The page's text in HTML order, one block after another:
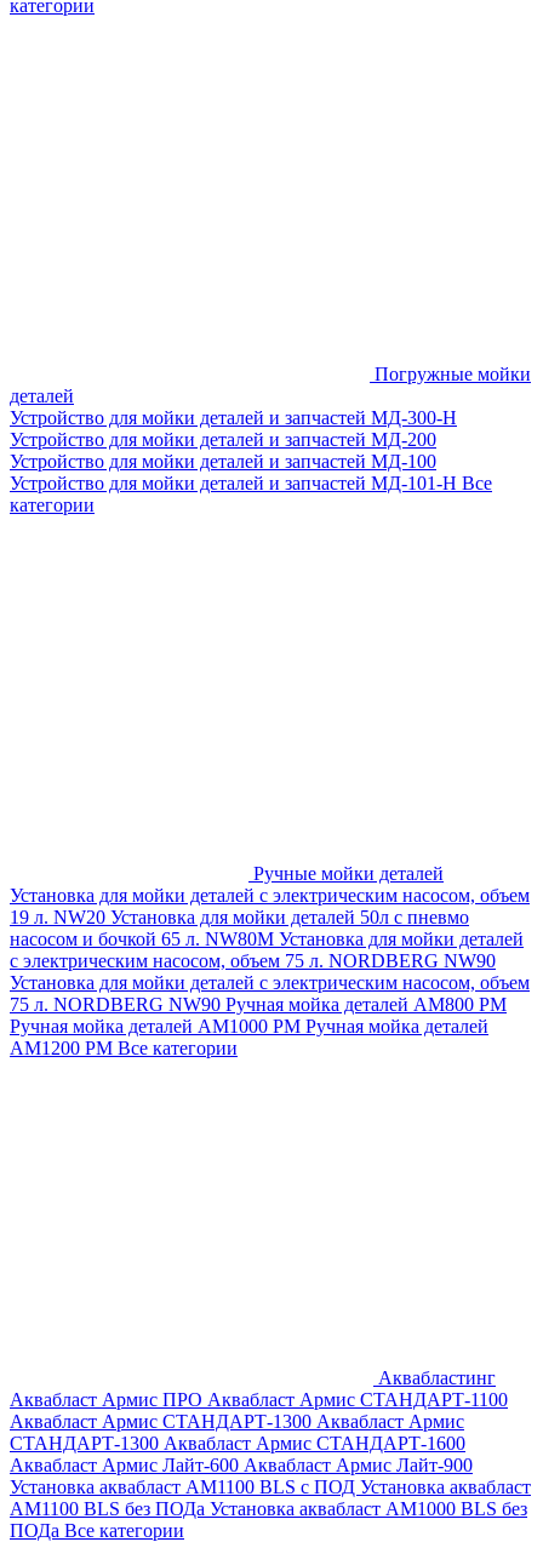
категории
Погружные мойки
деталей
Устройство для мойки деталей и запчастей МД-300-H
Устройство для мойки деталей и запчастей МД-200
Устройство для мойки деталей и запчастей МД-100
Устройство для мойки деталей и запчастей МД-101-Н Все
категории
Ручные мойки деталей
Установка для мойки деталей с электрическим насосом, объем
19 л. NW20 Установка для мойки деталей 50л с пневмо
насосом и бочкой 65 л. NW80M Установка для мойки деталей
с электрическим насосом, объем 75 л. NORDBERG NW90
Установка для мойки деталей с электрическим насосом, объем
75 л. NORDBERG NW90 Ручная мойка деталей АМ800 РМ
Ручная мойка деталей АМ1000 РМ Ручная мойка деталей
АМ1200 РМ Все категории
Аквабластинг
Аквабласт Армис ПРО Аквабласт Армис СТАНДАРТ-1100
Аквабласт Армис СТАНДАРТ-1300 Аквабласт Армис
СТАНДАРТ-1300 Аквабласт Армис СТАНДАРТ-1600
Аквабласт Армис Лайт-600 Аквабласт Армис Лайт-900
Установка аквабласт AM1100 BLS с ПОД Установка аквабласт
AM1100 BLS без ПОДа Установка аквабласт AM1000 BLS без
ПОДа Все категории